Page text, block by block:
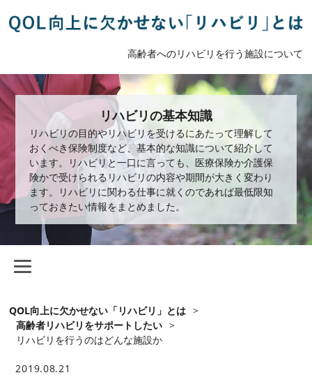
高齢者へのリハビリを行う施設について
リハビリの基本知識
リハビリの目的やリハビリを受けるにあたって理解して
おくべき保険制度など、基本的な知識について紹介して
います。リハビリと一口に言っても、医療保険か介護保
険かで受けられるリハビリの内容や期間が大きく変わり
ます。リハビリに関わる仕事に就くのであれば最低限知
っておきたい情報をまとめました。
QOL向上に欠かせない「リハビリ」とは >
高齢者リハビリをサポートしたい >
リハビリを行うのはどんな施設か
2019.08.21